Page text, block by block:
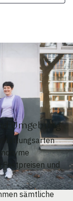
Umgebung
und
sämtliche